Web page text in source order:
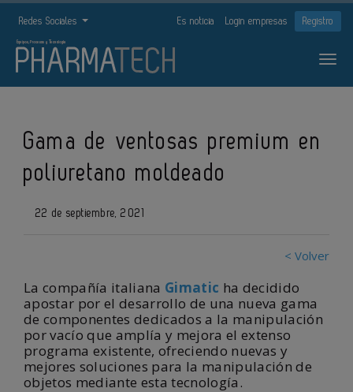
Redes Sociales Es noticia Login empresas Registro
Gama de ventosas premium en
poliuretano moldeado
22 de septiembre, 2021
< Volver
La compañía italiana Gimatic ha decidido
apostar por el desarrollo de una nueva gama
de componentes dedicados a la manipulación
por vacío que amplía y mejora el extenso
programa existente, ofreciendo nuevas y
mejores soluciones para la manipulación de
objetos mediante esta tecnología.